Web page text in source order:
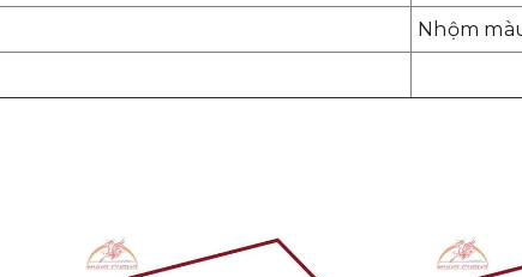
Nhộm